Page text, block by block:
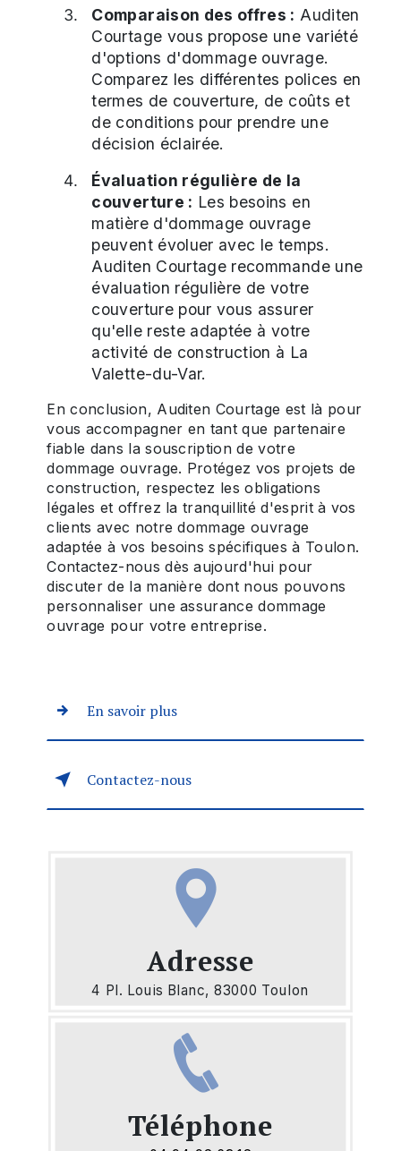
Comparaison des offres : Auditen
Courtage vous propose une variété
d'options d'dommage ouvrage.
Comparez les différentes polices en
termes de couverture, de coûts et
de conditions pour prendre une
décision éclairée.
Évaluation régulière de la
couverture : Les besoins en
matière d'dommage ouvrage
peuvent évoluer avec le temps.
Auditen Courtage recommande une
évaluation régulière de votre
couverture pour vous assurer
qu'elle reste adaptée à votre
activité de construction à La
Valette-du-Var.
En conclusion, Auditen Courtage est là pour
vous accompagner en tant que partenaire
fiable dans la souscription de votre
dommage ouvrage. Protégez vos projets de
construction, respectez les obligations
légales et offrez la tranquillité d'esprit à vos
clients avec notre dommage ouvrage
adaptée à vos besoins spécifiques à Toulon.
Contactez-nous dès aujourd'hui pour
discuter de la manière dont nous pouvons
personnaliser une assurance dommage
ouvrage pour votre entreprise.
En savoir plus
Contactez-nous
Adresse
4 Pl. Louis Blanc, 83000 Toulon
Téléphone